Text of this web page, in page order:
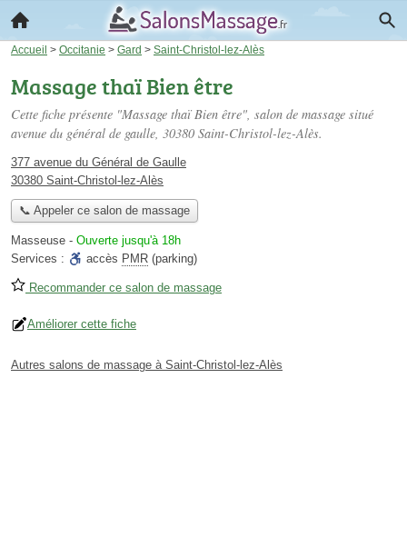
Accueil > Occitanie > Gard > Saint-Christol-lez-Alès
Massage thaï Bien être
Cette fiche présente "Massage thaï Bien être", salon de massage situé
avenue du général de gaulle, 30380 Saint-Christol-lez-Alès.
377 avenue du Général de Gaulle
30380 Saint-Christol-lez-Alès
📞 Appeler ce salon de massage
Masseuse - Ouverte jusqu'à 18h
Services :
accès PMR (parking)
Recommander ce salon de massage
Améliorer cette fiche
Autres salons de massage à Saint-Christol-lez-Alès